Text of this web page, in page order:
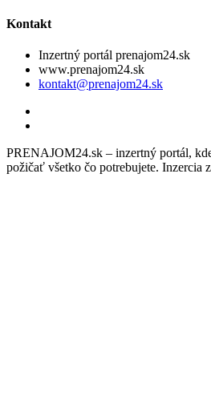
Kontakt
Inzertný portál prenajom24.sk
www.prenajom24.sk
kontakt@prenajom24.sk
PRENAJOM24.sk – inzertný portál,
požičať všetko čo potrebujete. Inzercia